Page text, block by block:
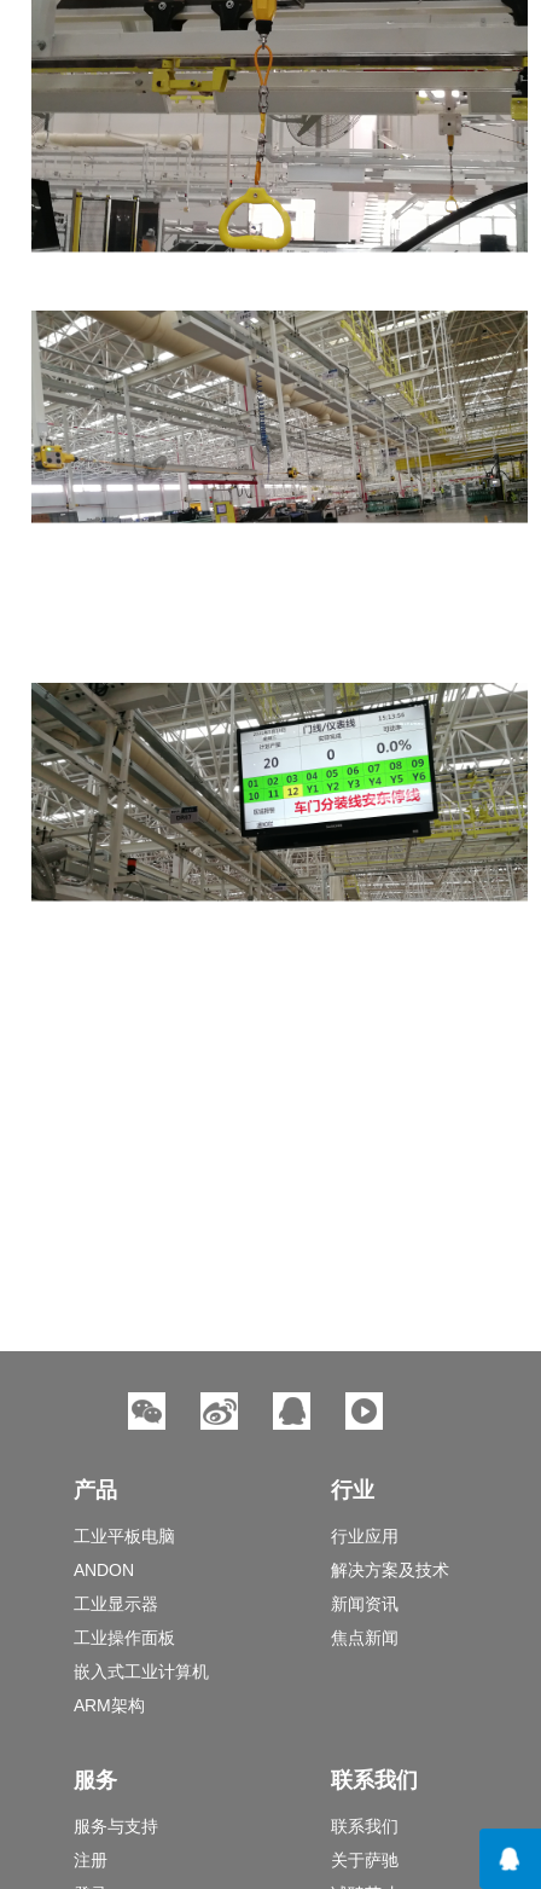
产品
工业平板电脑
ANDON
工业显示器
工业操作面板
嵌入式工业计算机
ARM架构
行业
行业应用
解决方案及技术
新闻资讯
焦点新闻
服务
服务与支持
注册
联系我们
联系我们
关于萨驰